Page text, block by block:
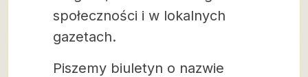
społeczności i w lokalnych
gazetach.
Piszemy biuletyn o nazwie